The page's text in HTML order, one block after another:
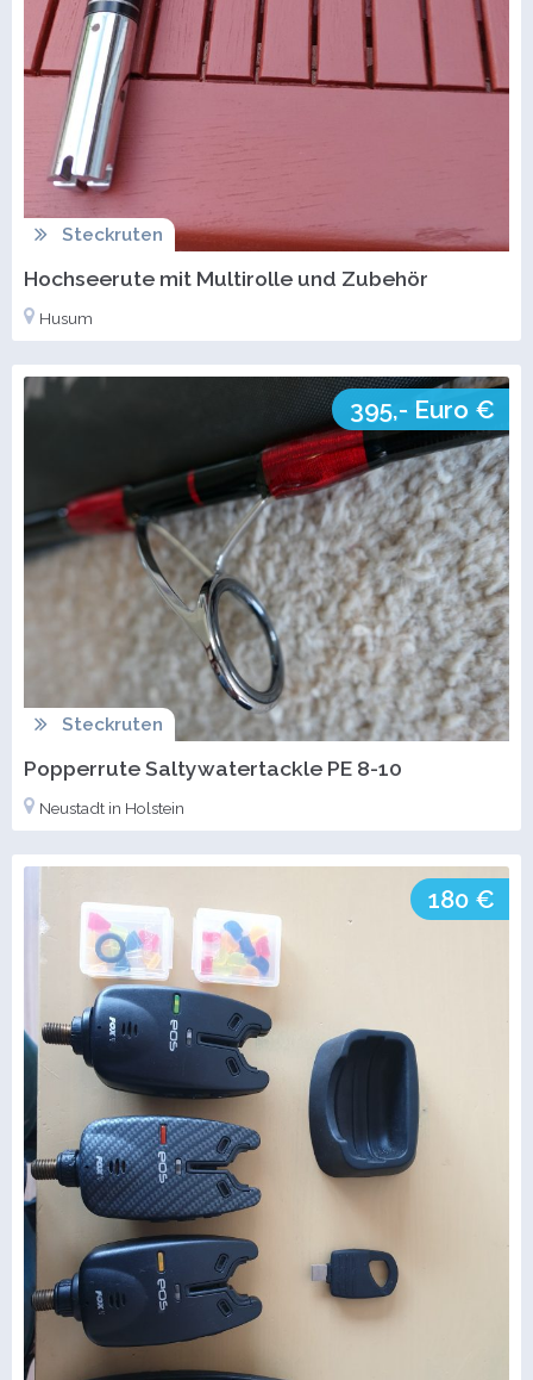
Steckruten
Hochseerute mit Multirolle und Zubehör
Husum
395,- Euro €
Steckruten
Popperrute Saltywatertackle PE 8-10
Neustadt in Holstein
180 €